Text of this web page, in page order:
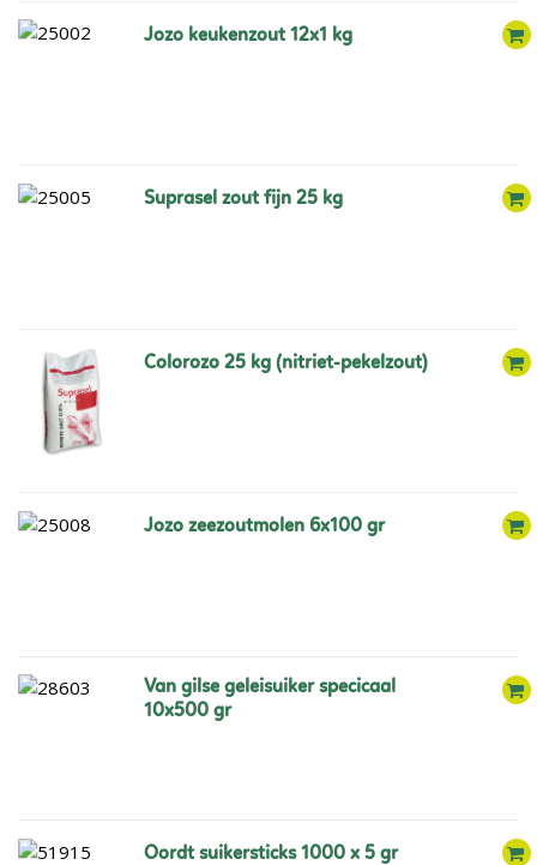
jozo keukenzout 12x1 kg
suprasel zout fijn 25 kg
colorozo 25 kg (nitriet-pekelzout)
jozo zeezoutmolen 6x100 gr
van gilse geleisuiker specicaal
10x500 gr
oordt suikersticks 1000 x 5 gr